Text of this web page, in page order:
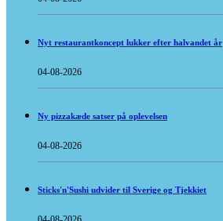
Nyt restaurantkoncept lukker efter halvandet år
04-08-2026
Ny pizzakæde satser på oplevelsen
04-08-2026
Sticks'n'Sushi udvider til Sverige og Tjekkiet